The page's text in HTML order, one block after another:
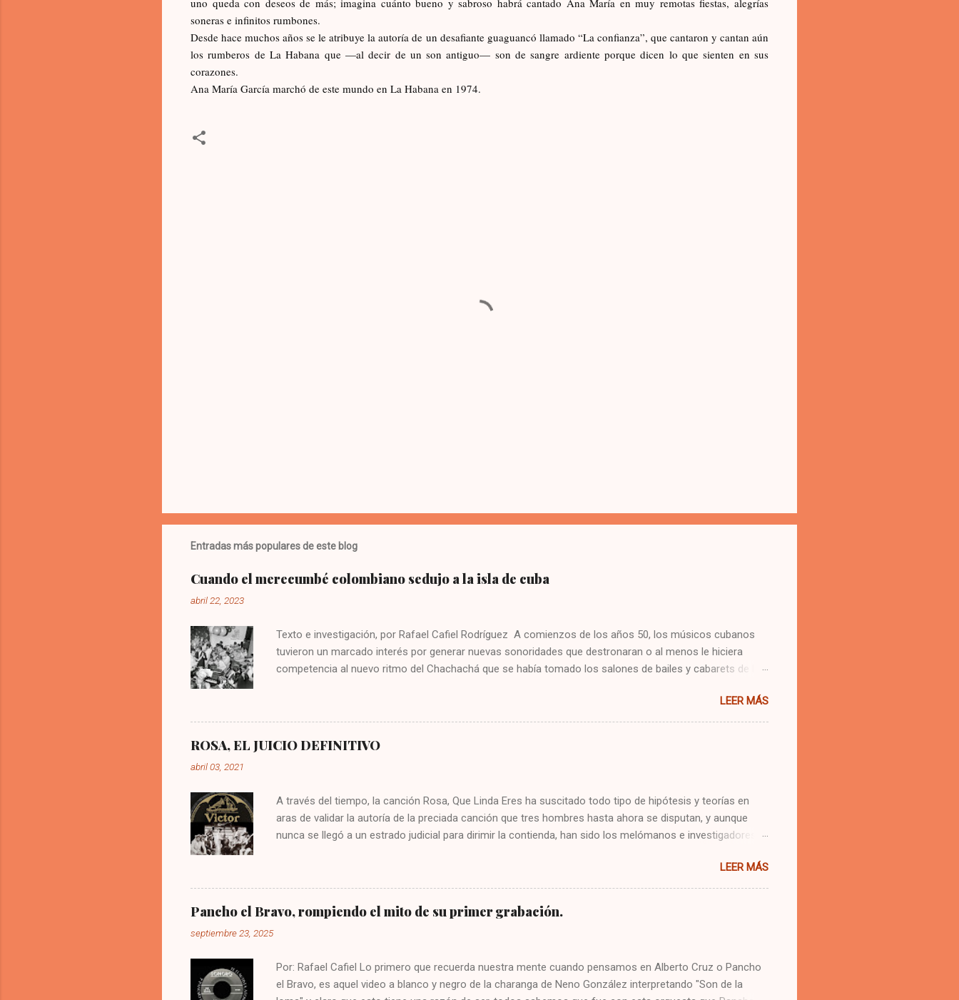
soneras e infinitos rumbones.
Desde hace muchos años se le atribuye la autoría de un desafiante guaguancó llamado “La confianza”, que cantaron y cantan aún
los rumberos de La Habana que —al decir de un son antiguo— son de sangre ardiente porque dicen lo que sienten en sus
corazones.
Ana María García marchó de este mundo en La Habana en 1974.
Entradas más populares de este blog
Cuando el merecumbé colombiano sedujo a la isla de cuba
abril 22, 2023
Texto e investigación, por Rafael Cafiel Rodríguez A comienzos de los años 50, los músicos cubanos
tuvieron un marcado interés por generar nuevas sonoridades que destronaran o al menos le hiciera
competencia al nuevo ritmo del Chachachá que se había tomado los salones de bailes y cabarets de la
Amaranto Fernández, el yompi que impulsó la Orquesta América, el mozanchá que popularizó la
Orquesta Aragón, el ritmo batanga del reconocido director de orquesta Bebo Valdés, el ritmo pilón, el
estos ritmos tienen en común, que fueron creados por músicos cubanos con destino al público bailador
LEER MÁS
ROSA, EL JUICIO DEFINITIVO
abril 03, 2021
A través del tiempo, la canción Rosa, Que Linda Eres ha suscitado todo tipo de hipótesis y teorías en
aras de validar la autoría de la preciada canción que tres hombres hasta ahora se disputan, y aunque
nunca se llegó a un estrado judicial para dirimir la contienda, han sido los melómanos e investigadores
presentó jamás. A pesar de ello, en procura de reivindicar a quien es su autor o compositor, realizaré un
estudio pormenorizado de las reclamaciones y vistiéndome con el ropaje de Juez, me otorgaré la
competencia necesaria para emitir un fallo que ponga fin a las querellas en favor de los implicados en
esta encuesta de índole musical. Como en todo gran juicio, se dará inicio o apertura, con las alegaciones
LEER MÁS
Pancho el Bravo, rompiendo el mito de su primer grabación.
septiembre 23, 2025
Por: Rafael Cafiel Lo primero que recuerda nuestra mente cuando pensamos en Alberto Cruz o Pancho
el Bravo, es aquel video a blanco y negro de la charanga de Neno González interpretando "Son de la